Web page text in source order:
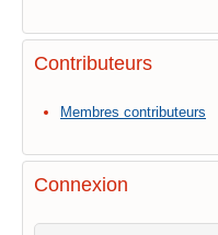
Contributeurs
Membres contributeurs
Connexion